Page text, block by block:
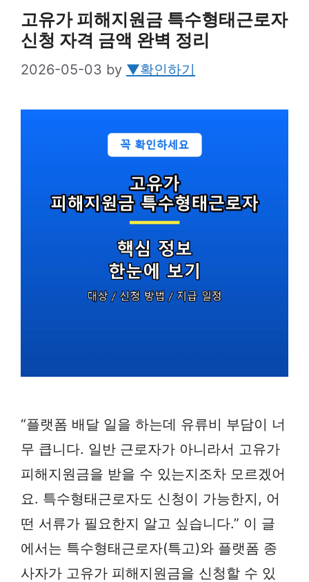
고유가 피해지원금 특수형태근로자
신청 자격 금액 완벽 정리
2026-05-03 by ▼확인하기
“플랫폼 배달 일을 하는데 유류비 부담이 너
무 큽니다. 일반 근로자가 아니라서 고유가
피해지원금을 받을 수 있는지조차 모르겠어
요. 특수형태근로자도 신청이 가능한지, 어
떤 서류가 필요한지 알고 싶습니다.” 이 글
에서는 특수형태근로자(특고)와 플랫폼 종
사자가 고유가 피해지원금을 신청할 수 있